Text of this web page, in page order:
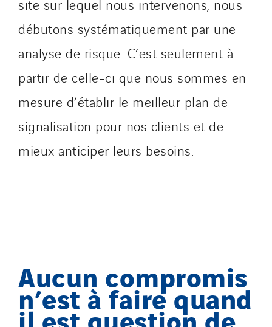
débutons systématiquement par une
analyse de risque. C’est seulement à
partir de celle-ci que nous sommes en
mesure d’établir le meilleur plan de
signalisation pour nos clients et de
mieux anticiper leurs besoins.
Aucun compromis
n’est à faire quand
il est question de